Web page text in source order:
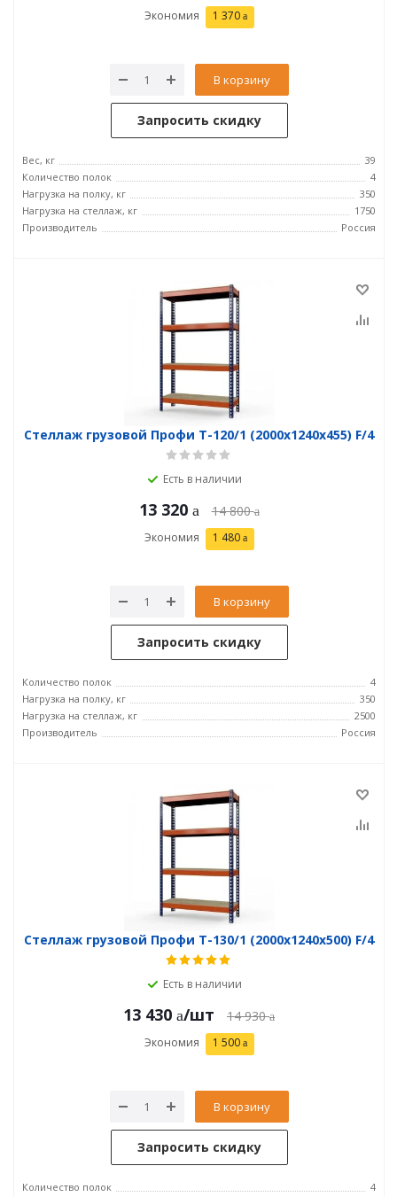
Экономия 1 370
В корзину
Запросить скидку
Вес, кг
39
Количество полок
4
Нагрузка на полку, кг
350
Нагрузка на стеллаж, кг
1750
Производитель
Россия
Стеллаж грузовой Профи Т-120/1 (2000x1240x455) F/4
Есть в наличии
13 320 14 800
Экономия 1 480
В корзину
Запросить скидку
Количество полок
4
Нагрузка на полку, кг
350
Нагрузка на стеллаж, кг
2500
Производитель
Россия
Стеллаж грузовой Профи Т-130/1 (2000x1240x500) F/4
Есть в наличии
13 430 /шт 14 930
Экономия 1 500
В корзину
Запросить скидку
Количество полок
4